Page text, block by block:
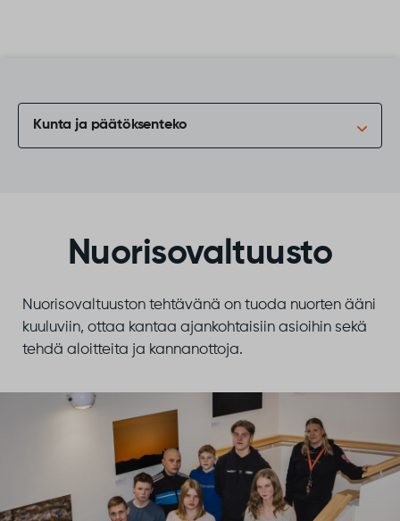
Kunta ja päätöksenteko
Nuorisovaltuusto
Nuorisovaltuuston tehtävänä on tuoda nuorten ääni
kuuluviin, ottaa kantaa ajankohtaisiin asioihin sekä
tehdä aloitteita ja kannanottoja.